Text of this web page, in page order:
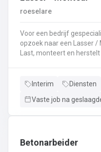
roeselare
Voor een bedrijf
opzoek naar een Lasser / Monteur Jouw
Last, monteert en
gemakBepaalt en past
kwaliteitsgericht volgens
Interim Diensten
Vaste job na
Betonarbeider